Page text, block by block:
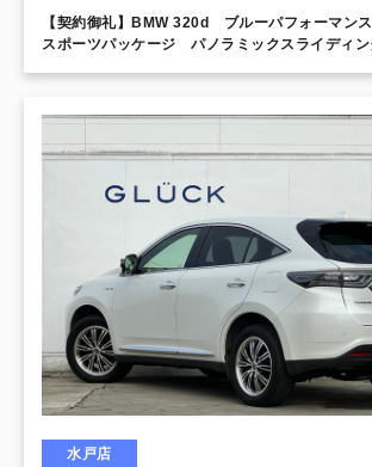
【契約御礼】BMW 320d ブルーパフォーマ
スポーツパッケージ パノラミックスライディ
水戸店